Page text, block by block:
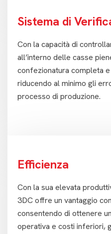
Sistema di
Con la capacità di
all’interno delle casse
confezionatura completa
riducendo al minimo gli
processo di produzione.
Efficienza
Con la sua elevata
3DC offre un vantaggio
consentendo di ottenere
operativa e costi inferiori,